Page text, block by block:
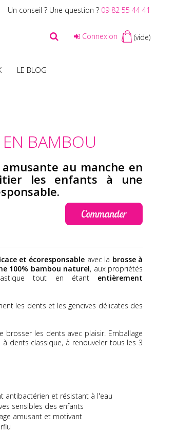
Un conseil ? Une question ? 09 82 55 44 41
Connexion (vide)
LE BLOG
EN BAMBOU
au manche en
les enfants à une
Commander
et écoresponsable avec la brosse à
100% bambou naturel, aux propriétés
tout en étant entièrement
les dents et les gencives délicates des
brosser les dents avec plaisir. Emballage
dents classique, à renouveler tous les 3
antibactérien et résistant à l'eau
sensibles des enfants
amusant et motivant